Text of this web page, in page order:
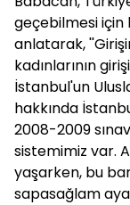
geçebilmesi
anlatarak,
kadınlarının
İstanbul'un
hakkında
2008-2009
sistemimiz var.
yaşarken, bu
sapasağlam